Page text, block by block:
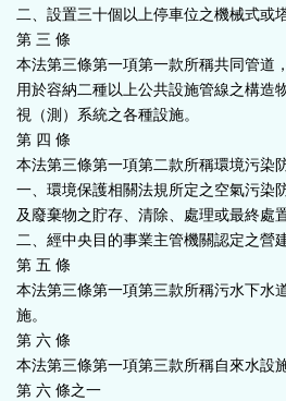
二、設置三十個以上停車位之機械式或
第 三 條
本法第三條第一項第一款所稱共同管道
用於容納二種以上公共設施管線之構造
視（測）系統之各種設施。
第 四 條
本法第三條第一項第二款所稱環境污染
一、環境保護相關法規所定之空氣污染
及廢棄物之貯存、清除、處理或最終處
二、經中央目的事業主管機關認定之營
第 五 條
本法第三條第一項第三款所稱污水下水
施。
第 六 條
本法第三條第一項第三款所稱自來水設
第 六 條之一